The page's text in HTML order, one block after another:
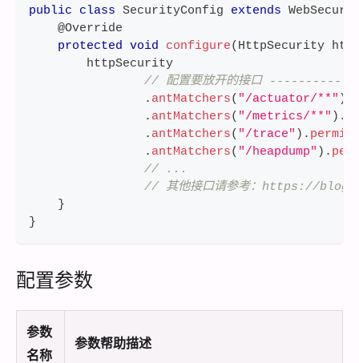
public class SecurityConfig extends
@Override
protected void configure(HttpSecurity
        httpSecurity
// 配置要放开的接口
. antMatchers( "/actuator/**" )
. antMatchers( "/metrics/**" ) .
. antMatchers( "/trace" ) .
. antMatchers( "/heapdump" ) .
// ...
// 其他接口请参考：https://
}
}
配置参数
参数
名称
参数帮助描述